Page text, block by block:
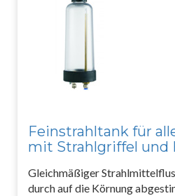
Feinstrahltank für
mit Strahlgriffel und
Gleichmäßiger
durch auf die Körnung